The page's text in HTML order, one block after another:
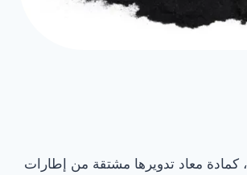
معاد تدويرها مشتقة من إطارات